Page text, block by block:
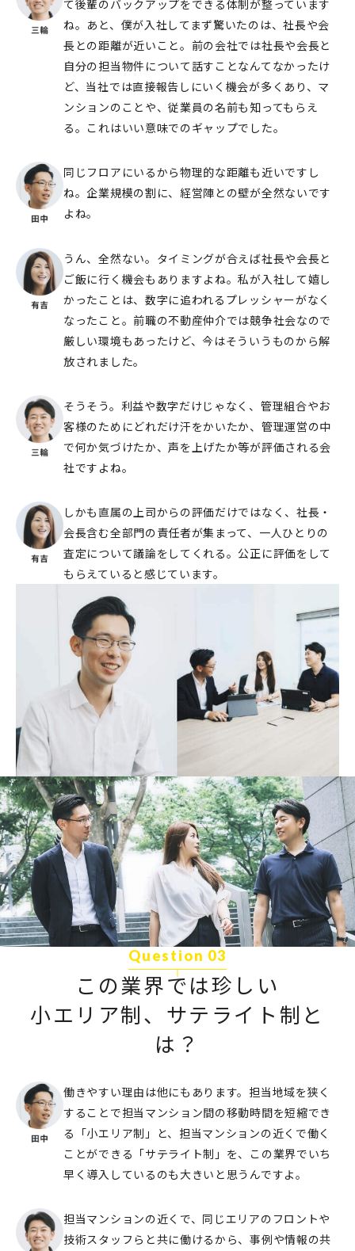
て後輩のバックアップをできる体制が整っています
ね。あと、僕が入社してまず驚いたのは、社⻑や会
⻑との距離が近いこと。前の会社では社長や会長と
自分の担当物件について話すことなんてなかったけ
ど、当社では直接報告しにいく機会が多くあり、マ
ンションのことや、従業員の名前も知ってもらえ
る。これはいい意味でのギャップでした。
同じフロアにいるから物理的な距離も近いですし
ね。企業規模の割に、経営陣との壁が全然ないです
よね。
うん、全然ない。タイミングが合えば社長や会長と
ご飯に行く機会もありますよね。私が入社して嬉し
かったことは、数字に追われるプレッシャーがなく
なったこと。前職の不動産仲介では競争社会なので
厳しい環境もあったけど、今はそういうものから解
放されました。
そうそう。利益や数字だけじゃなく、管理組合やお
客様のためにどれだけ汗をかいたか、管理運営の中
で何か気づけたか、声を上げたか等が評価される会
社ですよね。
しかも直属の上司からの評価だけではなく、社長・
会長含む全部門の責任者が集まって、一人ひとりの
査定について議論をしてくれる。公正に評価をして
もらえていると感じています。
Question 03
この業界では珍しい
小エリア制、サテライト制と
は？
働きやすい理由は他にもあります。担当地域を狭く
することで担当マンション間の移動時間を短縮でき
る「小エリア制」と、担当マンションの近くで働く
ことができる「サテライト制」を、この業界でいち
早く導入しているのも大きいと思うんですよ。
担当マンションの近くで、同じエリアのフロントや
技術スタッフらと共に働けるから、事例や情報の共